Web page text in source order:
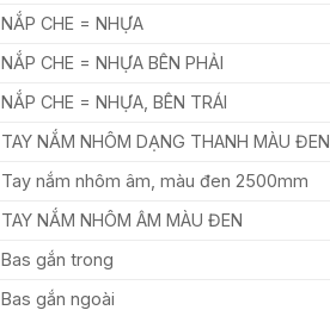
NẮP CHE = NHỰA
NẮP CHE = NHỰA BÊN PHẢI
NẮP CHE = NHỰA, BÊN TRÁI
TAY NẮM NHÔM DẠNG THANH MÀU ĐEN
Tay nắm nhôm âm, màu đen 2500mm
TAY NẮM NHÔM ÂM MÀU ĐEN
Bas gắn trong
Bas gắn ngoài